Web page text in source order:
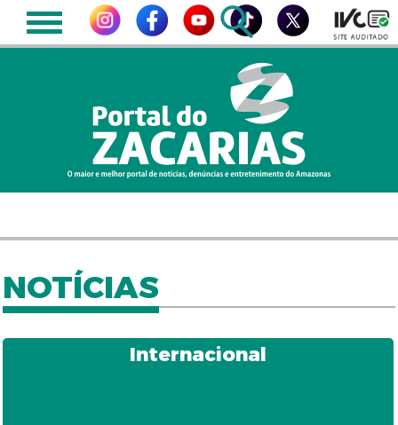
NOTÍCIAS
Internacional